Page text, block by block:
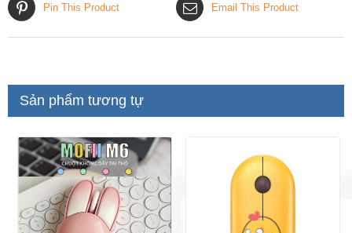
Pin This Product Email This Product
Sản phẩm tương tự